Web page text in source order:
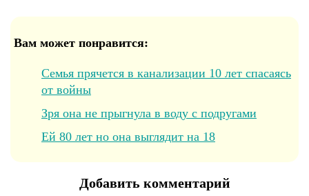
Вам может понравится:
Семья прячется в канализации 10 лет спасаясь
от войны
Зря она не прыгнула в воду с подругами
Ей 80 лет но она выглядит на 18
Добавить комментарий